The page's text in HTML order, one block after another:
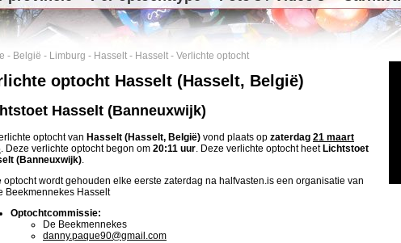
- België - Limburg - Hasselt - Hasselt - Verlichte optocht
optocht Hasselt (Hasselt, België)
Hasselt (Banneuxwijk)
optocht van Hasselt (Hasselt, België) vond plaats op zaterdag 21 maart
. Deze verlichte optocht begon om 20:11 uur. Deze verlichte optocht heet Lichtstoet
(Banneuxwijk).
optocht wordt gehouden elke eerste zaterdag na halfvasten.is een organisatie van
Beekmennekes Hasselt
Optochtcommissie:
De Beekmennekes
danny.paque90@gmail.com